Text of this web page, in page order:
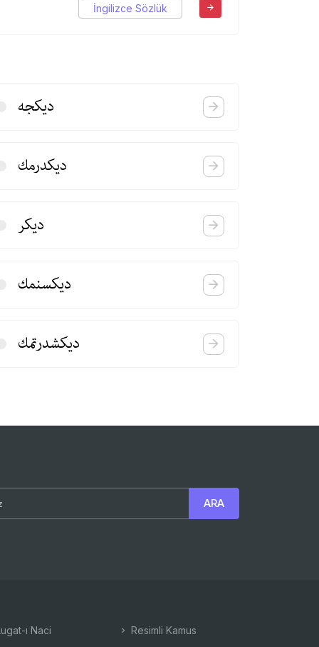
İngilizce Sözlük
دیكجه
دیكدرمك
دیكر
دیكسنمك
دیكشدرتمك
ı Naci Resimli Kamus